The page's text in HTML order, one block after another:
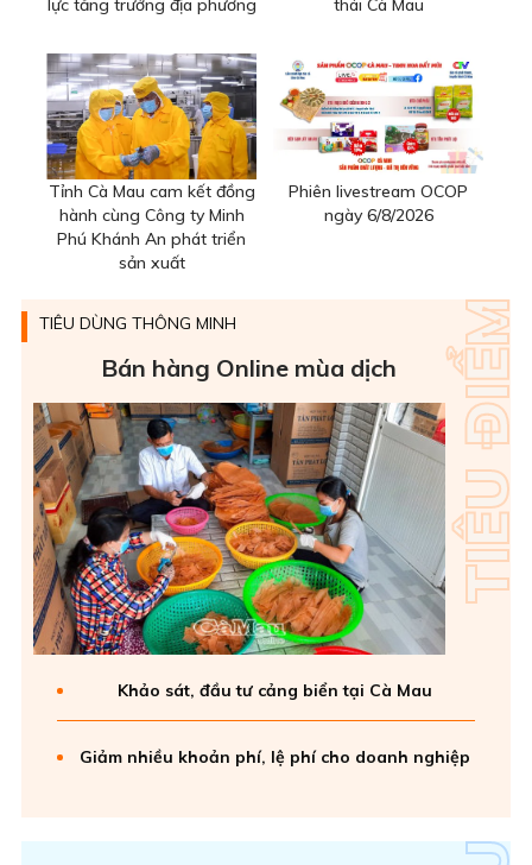
lực tăng trưởng địa phương thái Cà Mau
Tỉnh Cà Mau cam kết đồng
hành cùng Công ty Minh
Phú Khánh An phát triển
sản xuất
Phiên livestream OCOP
ngày 6/8/2026
TIÊU DÙNG THÔNG MINH
Bán hàng Online mùa dịch
Khảo sát, đầu tư cảng biển tại Cà Mau
Giảm nhiều khoản phí, lệ phí cho doanh nghiệp